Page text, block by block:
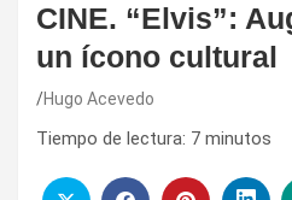
CINE. “Elvis”:
un ícono cultural
Hugo Acevedo
Tiempo de lectura: 7 minutos